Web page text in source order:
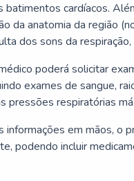
batimentos cardíacos.
da anatomia da região
dos sons da
poderá solicitar
exames de sangue,
pressões respiratórias
informações em mãos, o
podendo incluir